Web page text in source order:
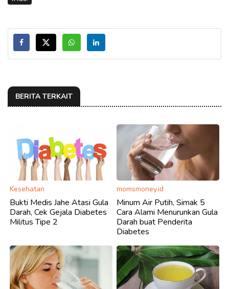
BERITA TERKAIT
Kesehatan
Bukti Medis Jahe Atasi Gula
Darah, Cek Gejala Diabetes
Militus Tipe 2
momsmoney.id
Minum Air Putih, Simak 5
Cara Alami Menurunkan Gula
Darah buat Penderita
Diabetes